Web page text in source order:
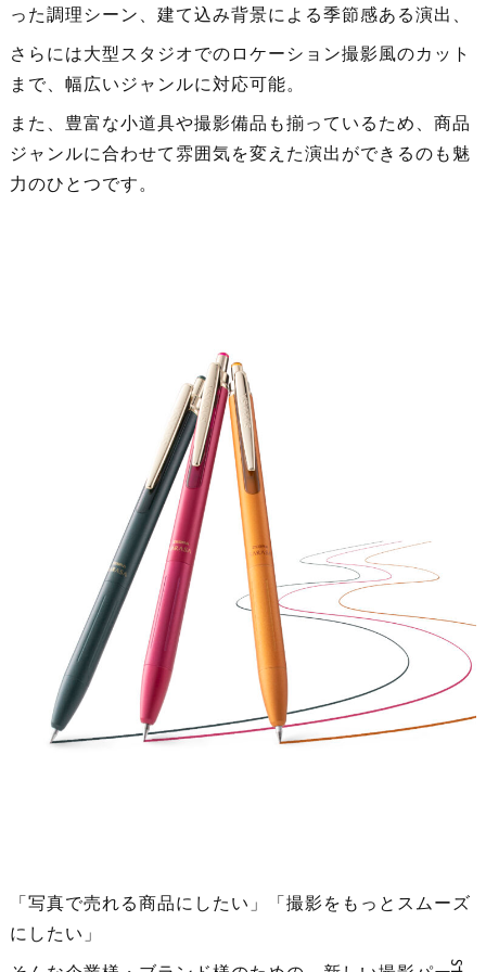
った調理シーン、建て込み背景による季節感ある演出、
さらには大型スタジオでのロケーション撮影風のカット
まで、幅広いジャンルに対応可能。
また、豊富な小道具や撮影備品も揃っているため、商品
ジャンルに合わせて雰囲気を変えた演出ができるのも魅
力のひとつです。
「写真で売れる商品にしたい」「撮影をもっとスムーズ
にしたい」